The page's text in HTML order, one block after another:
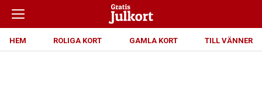
HEM ROLIGA KORT GAMLA KORT TILL VÄNNER